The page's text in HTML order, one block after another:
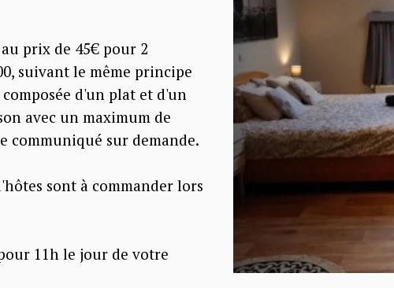
prix de 45€ pour 2
suivant le même principe
d'un plat et d'un
avec un maximum de
communiqué sur demande.
sont à commander lors
11h le jour de votre